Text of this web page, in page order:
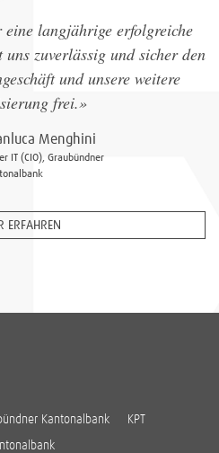
langjährige erfolgreiche
zuverlässig und sicher den
und unsere weitere
frei.»
Menghini
IT (CIO), Graubündner
ERFAHREN
Kantonalbank KPT